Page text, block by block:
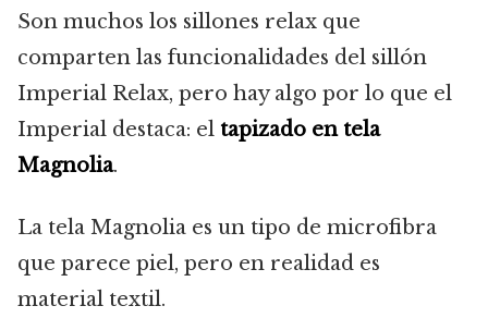
Son muchos los sillones relax que
comparten las funcionalidades del sillón
Imperial Relax, pero hay algo por lo que el
Imperial destaca: el tapizado en tela
Magnolia.
La tela Magnolia es un tipo de microfibra
que parece piel, pero en realidad es
material textil.